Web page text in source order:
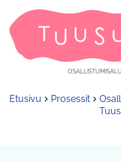
Etusivu Prosessit